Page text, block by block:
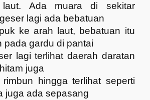
Ada muara di sekitar
lagi ada bebatuan
ke arah laut, bebatuan itu
pada gardu di pantai
lagi terlihat daerah daratan
juga
rimbun hingga terlihat seperti
juga ada sepasang